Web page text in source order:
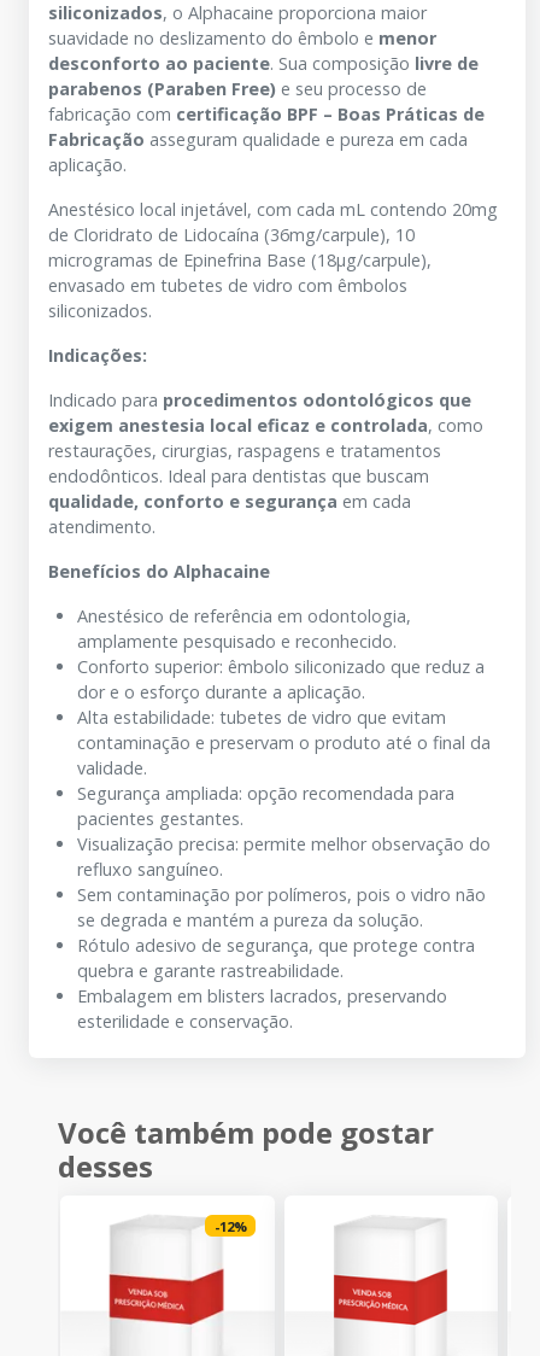
siliconizados, o Alphacaine proporciona maior
suavidade no deslizamento do êmbolo e menor
desconforto ao paciente. Sua composição livre de
parabenos (Paraben Free) e seu processo de
fabricação com certificação BPF – Boas Práticas de
Fabricação asseguram qualidade e pureza em cada
aplicação.
Anestésico local injetável, com cada mL contendo 20mg
de Cloridrato de Lidocaína (36mg/carpule), 10
microgramas de Epinefrina Base (18µg/carpule),
envasado em tubetes de vidro com êmbolos
siliconizados.
Indicações:
Indicado para procedimentos odontológicos que
exigem anestesia local eficaz e controlada, como
restaurações, cirurgias, raspagens e tratamentos
endodônticos. Ideal para dentistas que buscam
qualidade, conforto e segurança em cada
atendimento.
Benefícios do Alphacaine
Anestésico de referência em odontologia,
amplamente pesquisado e reconhecido.
Conforto superior: êmbolo siliconizado que reduz a
dor e o esforço durante a aplicação.
Alta estabilidade: tubetes de vidro que evitam
contaminação e preservam o produto até o final da
validade.
Segurança ampliada: opção recomendada para
pacientes gestantes.
Visualização precisa: permite melhor observação do
refluxo sanguíneo.
Sem contaminação por polímeros, pois o vidro não
se degrada e mantém a pureza da solução.
Rótulo adesivo de segurança, que protege contra
quebra e garante rastreabilidade.
Embalagem em blisters lacrados, preservando
esterilidade e conservação.
Você também pode gostar
desses
-12%